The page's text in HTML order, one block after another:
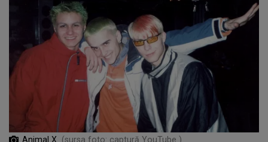
Animal X (sursa foto: captură YouTube )